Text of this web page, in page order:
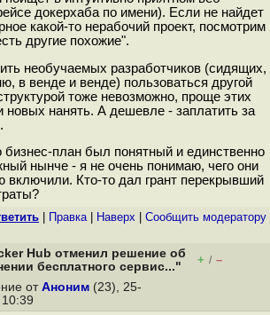
докерхаба по имени). Если не найдет
какой-то нерабочий проект, посмотрим
другие похожие".
необучаемых разработчиков (сидящих,
в венде и венде) пользоваться другой
тоже невозможно, проще этих
новых нанять. А дешевле - заплатить за
бизнес-план был понятный и единственно
нынче - я не очень понимаю, чего они
включили. Кто-то дал грант перекрывший
Правка| Наверх Cообщить модератору
Hub отменил решение об
бесплатного сервис..."
+ / –
от Аноним (23), 25-